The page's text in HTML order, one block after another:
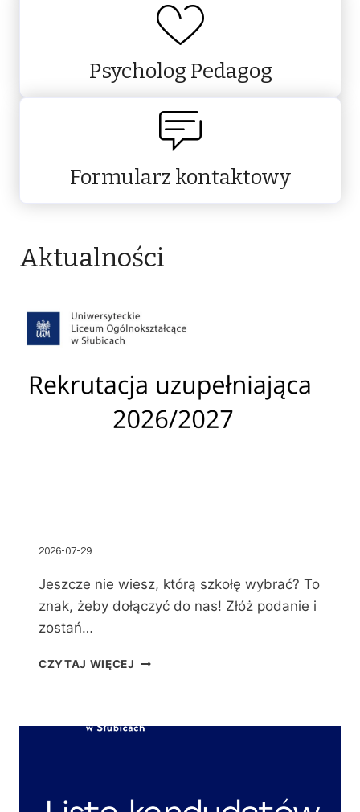
Psycholog Pedagog
Formularz kontaktowy
Aktualności
2026-07-29
Jeszcze nie wiesz, którą szkołę wybrać? To
znak, żeby dołączyć do nas! Złóż podanie i
zostań…
CZYTAJ WIĘCEJ